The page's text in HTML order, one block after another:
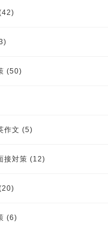
(50)
作文 (5)
接対策 (12)
(6)